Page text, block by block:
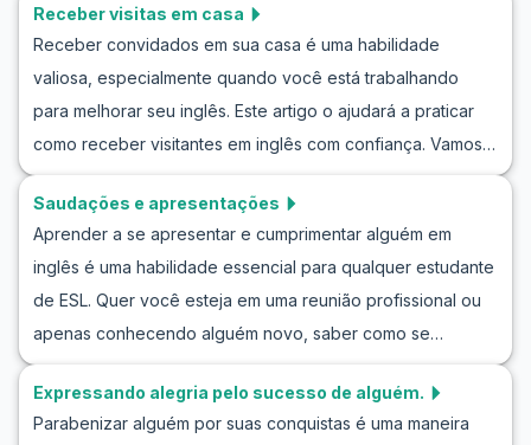
despedida em inglês, incluindo introduções a vocabulário
útil, frases de despedida em inglês e até exemplos de
dramatizações de despedida em inglês. Compreender
essas nuances não apenas aprimora suas habilidades
linguísticas, mas também ajuda a construir conexões mais
se despedir em inglês de forma natural e eficaz.
Receber visitas em casa
Receber convidados em sua casa é uma habilidade
valiosa, especialmente quando você está trabalhando
para melhorar seu inglês. Este artigo o ajudará a praticar
como receber visitantes em inglês com confiança. Vamos
explorar simulações de conversas que abrangem cenários
comuns, fornecer dicas para receber visitas em inglês e
oferecer um exercício prático para hospedar convidados
em casa. Aprendendo vocabulário essencial e frases-
chave, você poderá oferecer uma recepção calorosa e
memorável. Este conteúdo é perfeito para aqueles que
comunicação em inglês em situações reais. Portanto,
Saudações e apresentações
Aprender a se apresentar e cumprimentar alguém em
inglês é uma habilidade essencial para qualquer estudante
de ESL. Quer você esteja em uma reunião profissional ou
apenas conhecendo alguém novo, saber como se
comunicar de forma eficaz pode fazer toda a diferença.
Este artigo irá guiá-lo por diálogos realistas que exploram
como cumprimentar e se apresentar em inglês. Você terá a
Expressando alegria pelo sucesso de alguém.
Parabenizar alguém por suas conquistas é uma maneira